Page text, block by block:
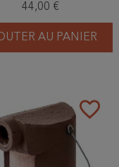
(2GR - 218/1)
44,00 €
AU PANIER
favorite_border